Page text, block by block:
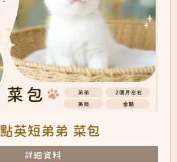
英短弟弟 菜包
詳細資料